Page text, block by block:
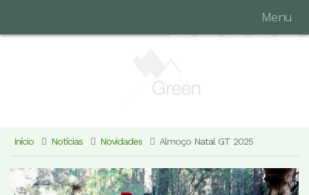
Menu
Início Notícias Novidades Almoço Natal GT 2025